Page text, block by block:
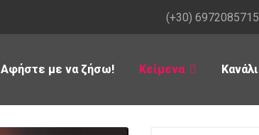
(+30) 6972085715
Αφήστε με να ζήσω! Κείμενα Κανάλι